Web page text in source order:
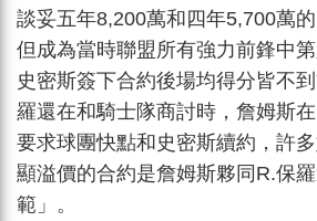
談妥五年8,200萬和四年5,700萬
但成為當時聯盟所有強力前鋒中
史密斯簽下合約後場均得分皆不
羅還在和騎士隊商討時，詹姆斯
要求球團快點和史密斯續約，許
顯溢價的合約是詹姆斯夥同R.保
範」。